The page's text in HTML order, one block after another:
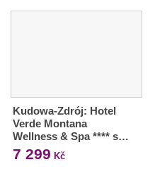
Kudowa-Zdrój: Hotel
Verde Montana
Wellness & Spa **** s…
7 299 Kč